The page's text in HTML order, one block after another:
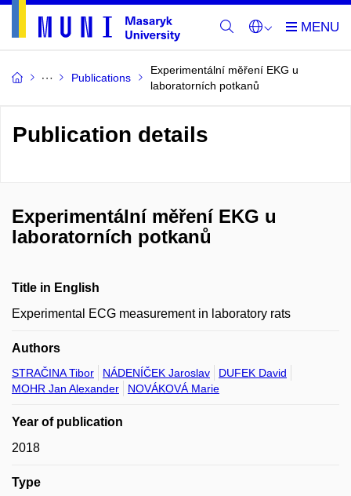
Publications
Experimentální měření EKG u
laboratorních potkanů
Publication details
Experimentální měření EKG u
laboratorních potkanů
Title in English
Experimental ECG measurement in laboratory rats
Authors
STRAČINA Tibor NÁDENÍČEK Jaroslav
DUFEK David
MOHR Jan Alexander
NOVÁKOVÁ Marie
Year of publication
2018
Type